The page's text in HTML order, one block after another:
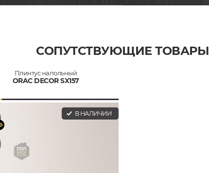
СОПУТСТВУЮЩИЕ ТОВАРЫ
Плинтус напольный
ORAC DECOR SX157
В НАЛИЧИИ